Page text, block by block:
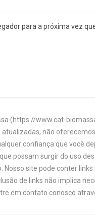
para a próxima vez
(https://www.cat-
não
confiança que você
possam surgir do uso
site pode conter
de links não implica
em contato conosco